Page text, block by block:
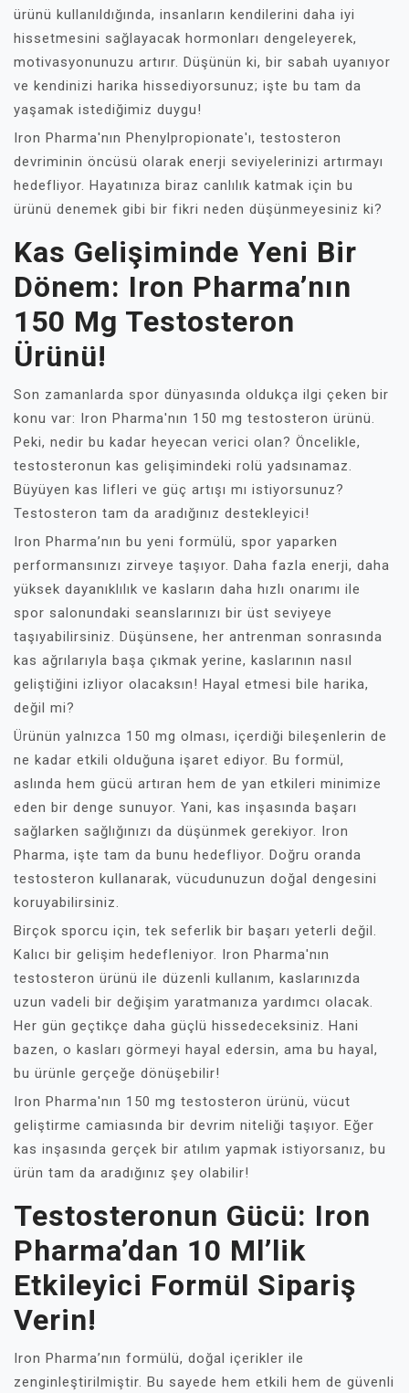
ürünü kullanıldığında, insanların kendilerini daha iyi
hissetmesini sağlayacak hormonları dengeleyerek,
motivasyonunuzu artırır. Düşünün ki, bir sabah uyanıyor
ve kendinizi harika hissediyorsunuz; işte bu tam da
yaşamak istediğimiz duygu!
Iron Pharma'nın Phenylpropionate'ı, testosteron
devriminin öncüsü olarak enerji seviyelerinizi artırmayı
hedefliyor. Hayatınıza biraz canlılık katmak için bu
ürünü denemek gibi bir fikri neden düşünmeyesiniz ki?
Kas Gelişiminde Yeni Bir
Dönem: Iron Pharma’nın
150 Mg Testosteron
Ürünü!
Son zamanlarda spor dünyasında oldukça ilgi çeken bir
konu var: Iron Pharma'nın 150 mg testosteron ürünü.
Peki, nedir bu kadar heyecan verici olan? Öncelikle,
testosteronun kas gelişimindeki rolü yadsınamaz.
Büyüyen kas lifleri ve güç artışı mı istiyorsunuz?
Testosteron tam da aradığınız destekleyici!
Iron Pharma’nın bu yeni formülü, spor yaparken
performansınızı zirveye taşıyor. Daha fazla enerji, daha
yüksek dayanıklılık ve kasların daha hızlı onarımı ile
spor salonundaki seanslarınızı bir üst seviyeye
taşıyabilirsiniz. Düşünsene, her antrenman sonrasında
kas ağrılarıyla başa çıkmak yerine, kaslarının nasıl
geliştiğini izliyor olacaksın! Hayal etmesi bile harika,
değil mi?
Ürünün yalnızca 150 mg olması, içerdiği bileşenlerin de
ne kadar etkili olduğuna işaret ediyor. Bu formül,
aslında hem gücü artıran hem de yan etkileri minimize
eden bir denge sunuyor. Yani, kas inşasında başarı
sağlarken sağlığınızı da düşünmek gerekiyor. Iron
Pharma, işte tam da bunu hedefliyor. Doğru oranda
testosteron kullanarak, vücudunuzun doğal dengesini
koruyabilirsiniz.
Birçok sporcu için, tek seferlik bir başarı yeterli değil.
Kalıcı bir gelişim hedefleniyor. Iron Pharma'nın
testosteron ürünü ile düzenli kullanım, kaslarınızda
uzun vadeli bir değişim yaratmanıza yardımcı olacak.
Her gün geçtikçe daha güçlü hissedeceksiniz. Hani
bazen, o kasları görmeyi hayal edersin, ama bu hayal,
bu ürünle gerçeğe dönüşebilir!
Iron Pharma'nın 150 mg testosteron ürünü, vücut
geliştirme camiasında bir devrim niteliği taşıyor. Eğer
kas inşasında gerçek bir atılım yapmak istiyorsanız, bu
ürün tam da aradığınız şey olabilir!
Testosteronun Gücü: Iron
Pharma’dan 10 Ml’lik
Etkileyici Formül Sipariş
Verin!
Iron Pharma’nın formülü, doğal içerikler ile
zenginleştirilmiştir. Bu sayede hem etkili hem de güvenli